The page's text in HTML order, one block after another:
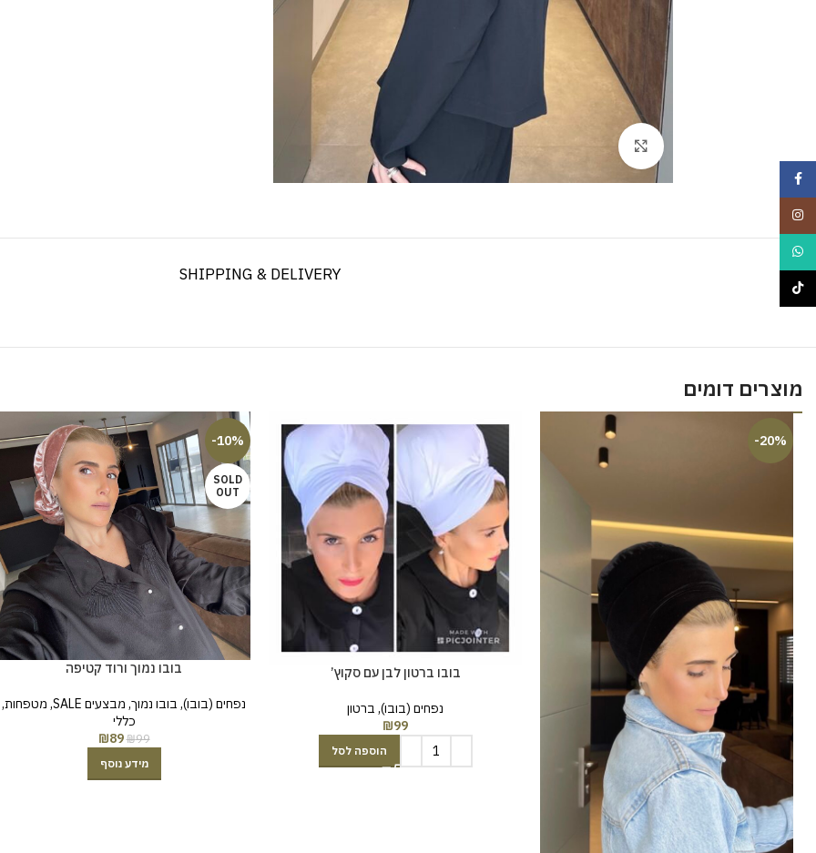
Click to enlarge
SHIPPING & DELIVERY
מוצרים דומים
-20%
בובו ברטון לבן עם סקוץ’
נפחים (בובו), ברטון
₪99
הוספה לסל
-10%
SOLD
OUT
בובו נמוך ורוד קטיפה
נפחים (בובו), בובו נמוך, מבצעים SALE , מטפחות,
כללי
₪99
₪89
מידע נוסף